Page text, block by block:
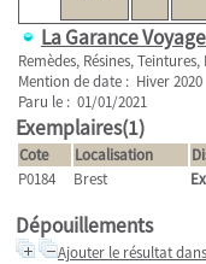
La Garance
Remèdes, Résines,
Mention de date : Hiver 2020
Paru le : 01/01/2021
Exemplaires(1)
Cote Localisation
P0184
Brest
Dépouillements
Ajouter le résultat